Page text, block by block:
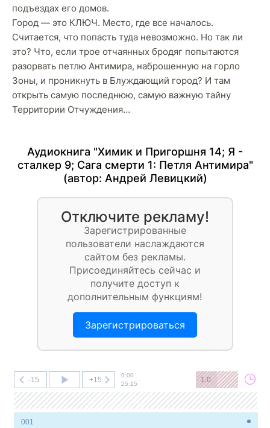
подъездах его домов.
Город — это КЛЮЧ. Место, где все началось.
Считается, что попасть туда невозможно. Но так ли
это? Что, если трое отчаянных бродяг попытаются
разорвать петлю Антимира, наброшенную на горло
Зоны, и проникнуть в Блуждающий город? И там
открыть самую последнюю, самую важную тайну
Территории Отчуждения…
Аудиокнига "Химик и Пригоршня 14; Я -
сталкер 9; Сага смерти 1: Петля Антимира"
(автор: Андрей Левицкий)
Отключите рекламу!
Зарегистрированные
пользователи наслаждаются
сайтом без рекламы.
Присоединяйтесь сейчас и
получите доступ к
дополнительным функциям!
Зарегистрироваться
-15 +15
0:00
25:15
1.0
001